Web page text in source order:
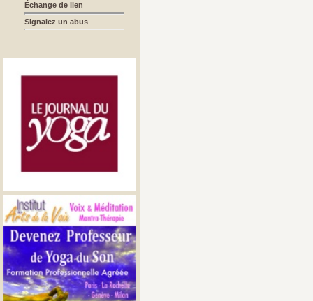
Échange de lien
Signalez un abus